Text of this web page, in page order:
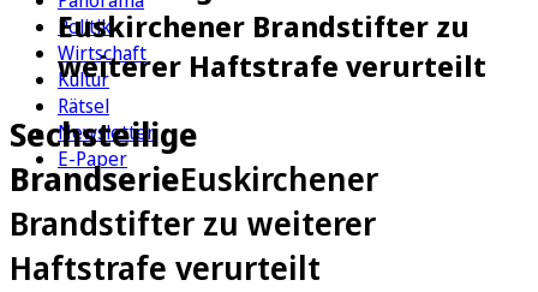
Politik
Wirtschaft
Kultur
Rätsel
Newsletter
E-Paper
Euskirchener Brandstifter zu
weiterer Haftstrafe verurteilt
Sechsteilige
BrandserieEuskirchener
Brandstifter zu weiterer
Haftstrafe verurteilt